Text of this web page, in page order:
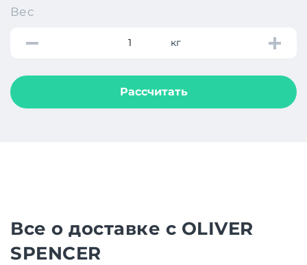
Вес
кг
Рассчитать
Все о доставке с OLIVER
SPENCER